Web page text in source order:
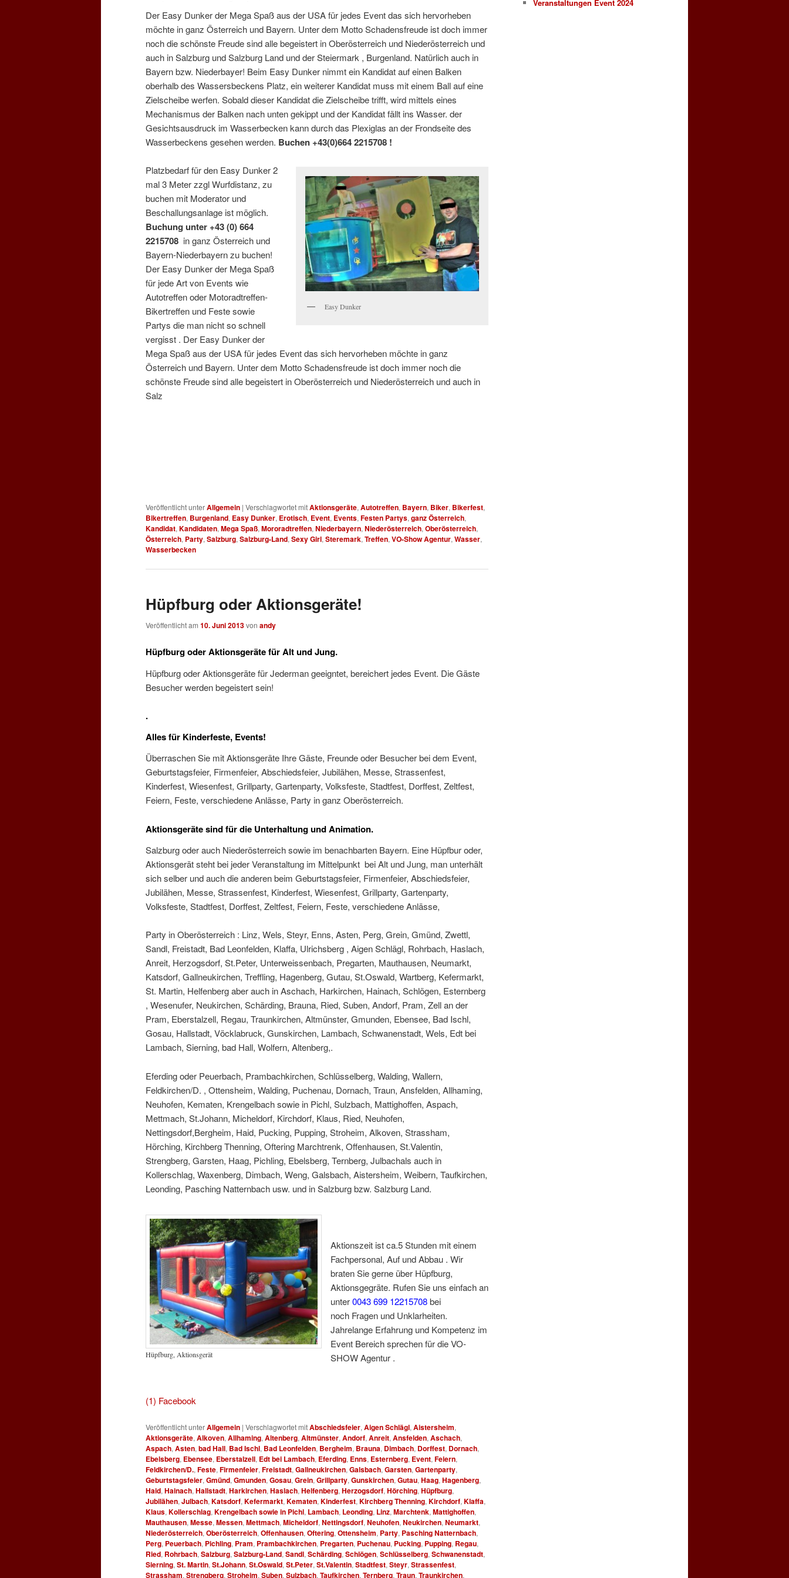
Der Easy Dunker der Mega Spaß aus der USA für jedes Event das sich hervorheben
möchte in ganz Österreich und Bayern. Unter dem Motto Schadensfreude ist doch immer
noch die schönste Freude sind alle begeistert in Oberösterreich und Niederösterreich und
auch in Salzburg und Salzburg Land und der Steiermark , Burgenland. Natürlich auch in
Bayern bzw. Niederbayer! Beim Easy Dunker nimmt ein Kandidat auf einen Balken
oberhalb des Wassersbeckens Platz, ein weiterer Kandidat muss mit einem Ball auf eine
Zielscheibe werfen. Sobald dieser Kandidat die Zielscheibe trifft, wird mittels eines
Mechanismus der Balken nach unten gekippt und der Kandidat fällt ins Wasser. der
Gesichtsausdruck im Wasserbecken kann durch das Plexiglas an der Frondseite des
Wasserbeckens gesehen werden. Buchen +43(0)664 2215708 !
Easy Dunker
Platzbedarf für den Easy Dunker 2
mal 3 Meter zzgl Wurfdistanz, zu
buchen mit Moderator und
Beschallungsanlage ist möglich.
Buchung unter +43 (0) 664
2215708 in ganz Österreich und
Bayern-Niederbayern zu buchen!
Der Easy Dunker der Mega Spaß
für jede Art von Events wie
Autotreffen oder Motoradtreffen-
Bikertreffen und Feste sowie
Partys die man nicht so schnell
vergisst . Der Easy Dunker der
Mega Spaß aus der USA für jedes Event das sich hervorheben möchte in ganz
Österreich und Bayern. Unter dem Motto Schadensfreude ist doch immer noch die
schönste Freude sind alle begeistert in Oberösterreich und Niederösterreich und auch in
Salz
Veröffentlicht unterAllgemein | Verschlagwortet mitAktionsgeräte, Autotreffen, Bayern, Biker, Bikerfest,
Bikertreffen, Burgenland, Easy Dunker, Erotisch, Event, Events, Festen Partys, ganz Österreich,
Kandidat, Kandidaten, Mega Spaß, Mororadtreffen, Niederbayern, Niederösterreich, Oberösterreich,
Österreich, Party, Salzburg, Salzburg-Land, Sexy Girl, Steremark, Treffen, VO-Show Agentur, Wasser,
Wasserbecken
Hüpfburg oder Aktionsgeräte!
Veröffentlicht am 10. Juni 2013von andy
Hüpfburg oder Aktionsgeräte für Alt und Jung.
Hüpfburg oder Aktionsgeräte für Jederman geeigntet, bereichert jedes Event. Die Gäste
Besucher werden begeistert sein!
.
Alles für Kinderfeste, Events!
Überraschen Sie mit Aktionsgeräte Ihre Gäste, Freunde oder Besucher bei dem Event,
Geburtstagsfeier, Firmenfeier, Abschiedsfeier, Jubilähen, Messe, Strassenfest,
Kinderfest, Wiesenfest, Grillparty, Gartenparty, Volksfeste, Stadtfest, Dorffest, Zeltfest,
Feiern, Feste, verschiedene Anlässe, Party in ganz Oberösterreich.
Aktionsgeräte sind für die Unterhaltung und Animation.
Salzburg oder auch Niederösterreich sowie im benachbarten Bayern. Eine Hüpfbur oder,
Aktionsgerät steht bei jeder Veranstaltung im Mittelpunkt bei Alt und Jung, man unterhält
sich selber und auch die anderen beim Geburtstagsfeier, Firmenfeier, Abschiedsfeier,
Jubilähen, Messe, Strassenfest, Kinderfest, Wiesenfest, Grillparty, Gartenparty,
Volksfeste, Stadtfest, Dorffest, Zeltfest, Feiern, Feste, verschiedene Anlässe,
Party in Oberösterreich : Linz, Wels, Steyr, Enns, Asten, Perg, Grein, Gmünd, Zwettl,
Sandl, Freistadt, Bad Leonfelden, Klaffa, Ulrichsberg , Aigen Schlägl, Rohrbach, Haslach,
Anreit, Herzogsdorf, St.Peter, Unterweissenbach, Pregarten, Mauthausen, Neumarkt,
Katsdorf, Gallneukirchen, Treffling, Hagenberg, Gutau, St.Oswald, Wartberg, Kefermarkt,
St. Martin, Helfenberg aber auch in Aschach, Harkirchen, Hainach, Schlögen, Esternberg
, Wesenufer, Neukirchen, Schärding, Brauna, Ried, Suben, Andorf, Pram, Zell an der
Pram, Eberstalzell, Regau, Traunkirchen, Altmünster, Gmunden, Ebensee, Bad Ischl,
Gosau, Hallstadt, Vöcklabruck, Gunskirchen, Lambach, Schwanenstadt, Wels, Edt bei
Lambach, Sierning, bad Hall, Wolfern, Altenberg,.
Eferding oder Peuerbach, Prambachkirchen, Schlüsselberg, Walding, Wallern,
Feldkirchen/D. , Ottensheim, Walding, Puchenau, Dornach, Traun, Ansfelden, Allhaming,
Neuhofen, Kematen, Krengelbach sowie in Pichl, Sulzbach, Mattighoffen, Aspach,
Mettmach, St.Johann, Micheldorf, Kirchdorf, Klaus, Ried, Neuhofen,
Nettingsdorf,Bergheim, Haid, Pucking, Pupping, Stroheim, Alkoven, Strassham,
Hörching, Kirchberg Thenning, Oftering Marchtrenk, Offenhausen, St.Valentin,
Strengberg, Garsten, Haag, Pichling, Ebelsberg, Ternberg, Julbachals auch in
Kollerschlag, Waxenberg, Dimbach, Weng, Galsbach, Aistersheim, Weibern, Taufkirchen,
Leonding, Pasching Natternbach usw. und in Salzburg bzw. Salzburg Land.
Hüpfburg, Aktionsgerät
Aktionszeit ist ca.5 Stunden mit einem
Fachpersonal, Auf und Abbau . Wir
braten Sie gerne über Hüpfburg,
Aktionsgegräte. Rufen Sie uns einfach an
unter0043 699 12215708bei
noch Fragen und Unklarheiten.
Jahrelange Erfahrung und Kompetenz im
Event Bereich sprechen für die VO-
SHOW Agentur .
(1) Facebook
Veröffentlicht unterAllgemein | Verschlagwortet mitAbschiedsfeier, Aigen Schlägl, Aistersheim,
Aktionsgeräte, Alkoven, Allhaming, Altenberg, Altmünster, Andorf, Anreit, Ansfelden, Aschach,
Aspach, Asten, bad Hall, Bad Ischl, Bad Leonfelden, Bergheim, Brauna, Dimbach, Dorffest, Dornach,
Ebelsberg, Ebensee, Eberstalzell, Edt bei Lambach, Eferding, Enns, Esternberg, Event, Feiern,
Feldkirchen/D., Feste, Firmenfeier, Freistadt, Gallneukirchen, Galsbach, Garsten, Gartenparty,
Geburtstagsfeier, Gmünd, Gmunden, Gosau, Grein, Grillparty, Gunskirchen, Gutau, Haag, Hagenberg,
Haid, Hainach, Hallstadt, Harkirchen, Haslach, Helfenberg, Herzogsdorf, Hörching, Hüpfburg,
Jubilähen, Julbach, Katsdorf, Kefermarkt, Kematen, Kinderfest, Kirchberg Thenning, Kirchdorf, Klaffa,
Klaus, Kollerschlag, Krengelbach sowie in Pichl, Lambach, Leonding, Linz, Marchtenk, Mattighoffen,
Mauthausen, Messe, Messen, Mettmach, Micheldorf, Nettingsdorf, Neuhofen, Neukirchen, Neumarkt,
Niederösterreich, Oberösterreich, Offenhausen, Oftering, Ottensheim, Party, Pasching Natternbach,
Perg, Peuerbach, Pichling, Pram, Prambachkirchen, Pregarten, Puchenau, Pucking, Pupping, Regau,
Ried, Rohrbach, Salzburg, Salzburg-Land, Sandl, Schärding, Schlögen, Schlüsselberg, Schwanenstadt,
Sierning, St. Martin, St.Johann, St.Oswald, St.Peter, St.Valentin, Stadtfest, Steyr, Strassenfest,
Strassham, Strengberg, Stroheim, Suben, Sulzbach, Taufkirchen, Ternberg, Traun, Traunkirchen,
Veranstaltungen Event 2024